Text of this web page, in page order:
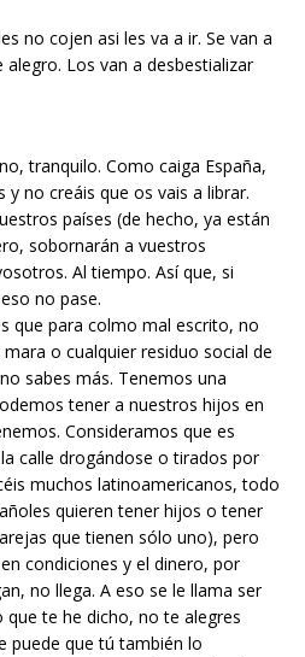
no cojen asi les va a ir. Se van a
Los van a desbestializar
tranquilo. Como caiga España,
no creáis que os vais a librar.
países (de hecho, ya están
sobornarán a vuestros
Al tiempo. Así que, si
no pase.
que para colmo mal escrito, no
o cualquier residuo social de
sabes más. Tenemos una
tener a nuestros hijos en
Consideramos que es
calle drogándose o tirados por
muchos latinoamericanos, todo
quieren tener hijos o tener
que tienen sólo uno), pero
condiciones y el dinero, por
no llega. A eso se le llama ser
que te he dicho, no te alegres
puede que tú también lo